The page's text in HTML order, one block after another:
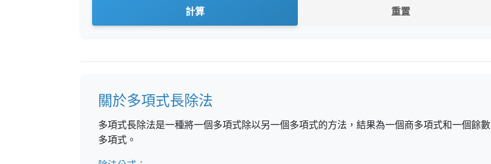
計算 重置
關於多項式長除法
多項式長除法是一種將一個多項式除以另一個多項式的方法，結果為一個商多項式和一個餘數
多項式。